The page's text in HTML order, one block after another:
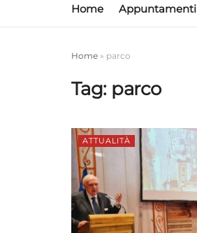
Home Appuntamenti
Home » parco
Tag: parco
ATTUALITÀ